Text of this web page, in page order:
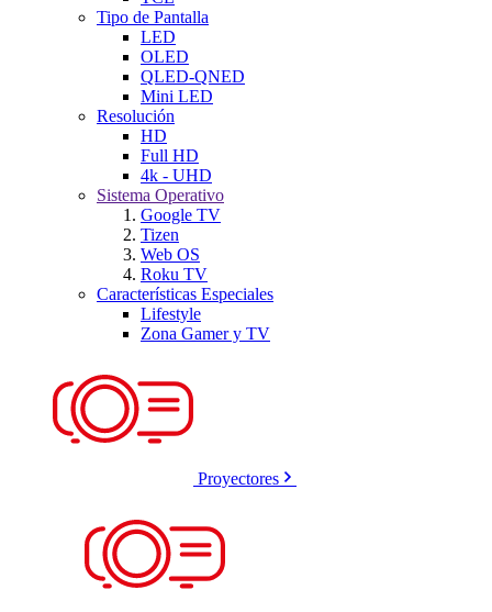
Tipo de Pantalla
LED
OLED
QLED-QNED
Mini LED
Resolución
HD
Full HD
4k - UHD
Sistema Operativo
Google TV
Tizen
Web OS
Roku TV
Características Especiales
Lifestyle
Zona Gamer y TV
Proyectores